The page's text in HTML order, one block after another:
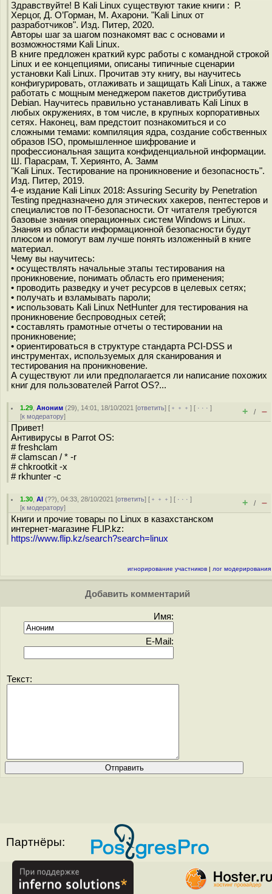
Здравствуйте! В Kali Linux существуют такие книги : Р.
Херцог, Д. О’Горман, М. Ахарони. "Kali Linux от
разработчиков". Изд. Питер, 2020.
Авторы шаг за шагом познакомят вас с основами и
возможностями Kali Linux.
В книге предложен краткий курс работы с командной строкой
Linux и ее концепциями, описаны типичные сценарии
установки Kali Linux. Прочитав эту книгу, вы научитесь
конфигурировать, отлаживать и защищать Kali Linux, а также
работать с мощным менеджером пакетов дистрибутива
Debian. Научитесь правильно устанавливать Kali Linux в
любых окружениях, в том числе, в крупных корпоративных
сетях. Наконец, вам предстоит познакомиться и со
сложными темами: компиляция ядра, создание собственных
образов ISO, промышленное шифрование и
профессиональная защита конфиденциальной информации.
Ш. Парасрам, Т. Хериянто, А. Замм
"Kali Linux. Тестирование на проникновение и безопасность".
Изд. Питер, 2019.
4-е издание Kali Linux 2018: Assuring Security by Penetration
Testing предназначено для этических хакеров, пентестеров и
специалистов по IT-безопасности. От читателя требуются
базовые знания операционных систем Windows и Linux.
Знания из области информационной безопасности будут
плюсом и помогут вам лучше понять изложенный в книге
материал.
Чему вы научитесь:
• осуществлять начальные этапы тестирования на
проникновение, понимать область его применения;
• проводить разведку и учет ресурсов в целевых сетях;
• получать и взламывать пароли;
• использовать Kali Linux NetHunter для тестирования на
проникновение беспроводных сетей;
• составлять грамотные отчеты о тестировании на
проникновение;
• ориентироваться в структуре стандарта PCI-DSS и
инструментах, используемых для сканирования и
тестирования на проникновение.
А существуют ли или предполагается ли написание похожих
книг для пользователей Parrot OS?...
1.29 ,Аноним (29), 14:01, 18/10/2021 [ответить] [ ﹢﹢﹢] [ · · ·]
[к модератору] + / –
Привет!
Антивирусы в Parrot OS:
# freshclam
# clamscan / * -r
# chkrootkit -x
# rkhunter -c
1.30 ,Al (??), 04:33, 28/10/2021 [ответить] [ ﹢﹢﹢] [ · · ·]
[к модератору] + / –
Книги и прочие товары по Linux в казахстанском
интернет-магазине FLIP.kz:
https://www.flip.kz/search?search=linux
игнорирование участников | лог модерирования
Добавить комментарий
Имя:
E-Mail:
Текст:
Партнёры: